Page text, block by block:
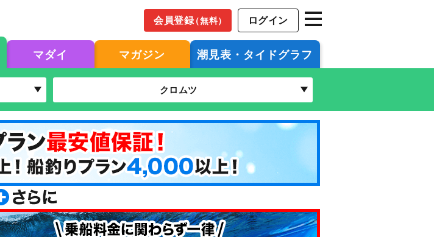
会員登録（無料） ログイン
マダイ マガジン 潮見表・タイドグラフ
クロムツ